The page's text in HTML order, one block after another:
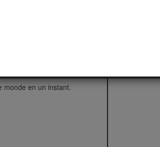
à Veslud
page facebook.
monde en un instant.